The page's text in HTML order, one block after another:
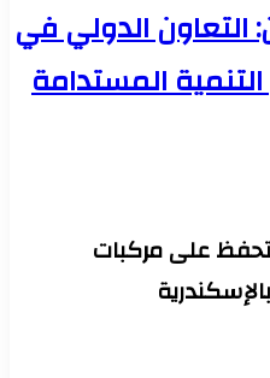
التعاون الدولي في
المستدامة
والتحفظ على مركبات